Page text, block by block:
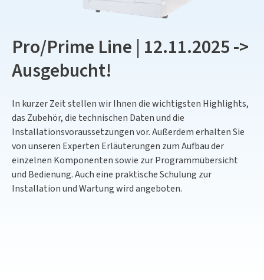
Pro/Prime Line | 12.11.2025 ->
Ausgebucht!
In kurzer Zeit stellen wir Ihnen die wichtigsten Highlights,
das Zubehör, die technischen Daten und die
Installationsvoraussetzungen vor. Außerdem erhalten Sie
von unseren Experten Erläuterungen zum Aufbau der
einzelnen Komponenten sowie zur Programmübersicht
und Bedienung. Auch eine praktische Schulung zur
Installation und Wartung wird angeboten.